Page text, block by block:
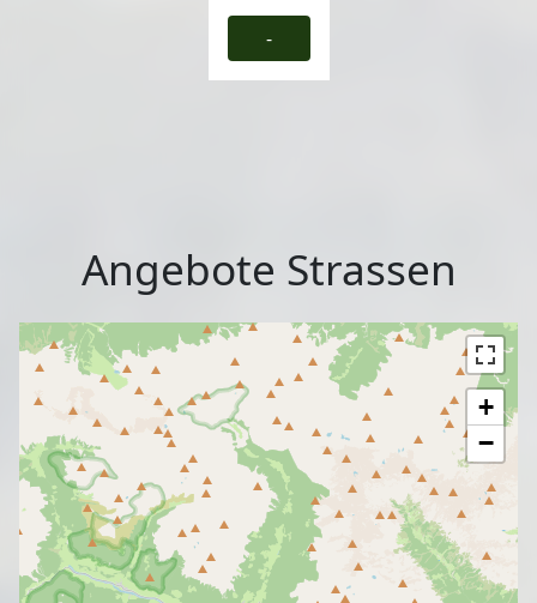
-
Angebote Strassen
+
−